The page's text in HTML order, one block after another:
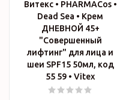
Витекс • PHARMACos •
Dead Sea • Крем
ДНЕВНОЙ 45+
"Совершенный
лифтинг" для лица и
шеи SPF15 50мл, код
55 59 • Vitex